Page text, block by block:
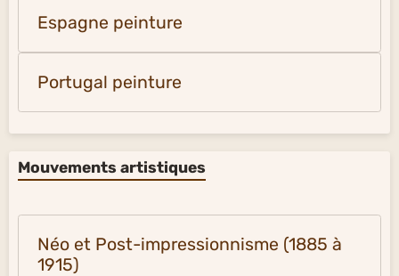
Espagne peinture
Portugal peinture
Mouvements artistiques
Néo et Post-impressionnisme (1885 à
1915)